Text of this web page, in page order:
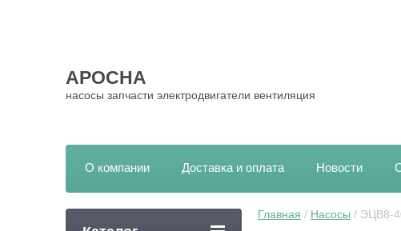
АРОСНА
насосы запчасти электродвигатели вентиляция
О компании Доставка и оплата Новости
Главная / Насосы / ЭЦВ8-